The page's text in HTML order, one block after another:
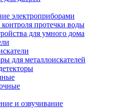
электроприборами
протечки воды
для умного дома
для металлоискателей
и озвучивание